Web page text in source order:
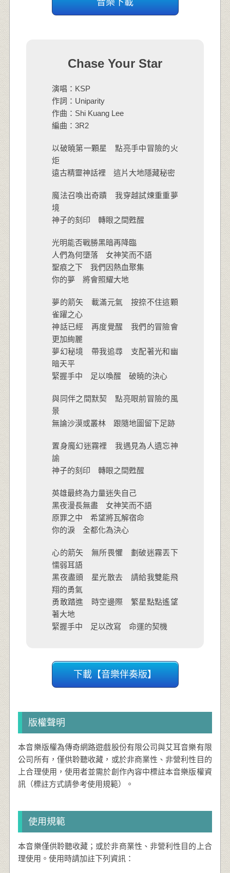
音樂下載
Chase Your Star
演唱：KSP
作詞：Uniparity
作曲：Shi Kuang Lee
編曲：3R2
以破曉第一顆星 點亮手中冒險的火
炬
遠古精靈神話裡 這片大地隱藏秘密
魔法召喚出奇蹟 我穿越試煉重重夢
境
神子的刻印 轉眼之間甦醒
光明能否戰勝黑暗再降臨
人們為何墮落 女神笑而不語
聖痕之下 我們因熱血聚集
你的夢 將會照耀大地
夢的箭矢 載滿元氣 按捺不住這顆
雀躍之心
神話已經 再度覺醒 我們的冒險會
更加絢麗
夢幻秘境 帶我追尋 支配著光和幽
暗天平
緊握手中 足以喚醒 破曉的決心
與同伴之間默契 點亮眼前冒險的風
景
無論沙漠或叢林 跟隨地圖留下足跡
置身魔幻迷霧裡 我遇見為人遺忘神
諭
神子的刻印 轉眼之間甦醒
英雄最終為力量迷失自己
黑夜漫長無盡 女神笑而不語
原罪之中 希望將瓦解宿命
你的淚 全都化為決心
心的箭矢 無所畏懼 劃破迷霧丟下
懦弱耳語
黑夜盡頭 星光散去 請給我雙能飛
翔的勇氣
勇敢踏進 時空邊際 繁星點點遙望
著大地
緊握手中 足以改寫 命運的契機
下載【音樂伴奏版】
版權聲明
本音樂版權為傳奇網路遊戲股份有限公司與艾耳音樂有限
公司所有，僅供聆聽收藏，或於非商業性、非營利性目的
上合理使用，使用者並需於創作內容中標註本音樂版權資
訊（標註方式請參考使用規範）。
使用規範
本音樂僅供聆聽收藏；或於非商業性、非營利性目的上合
理使用。使用時請加註下列資訊：